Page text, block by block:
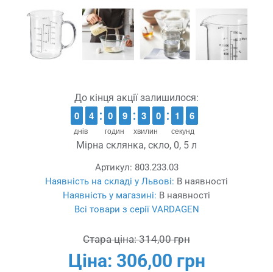
До кінця акції залишилося:
днів
9
9
0
0 3
3
4
4
годин
9
9
0
0 8
8
9
9
хвилин
2
2
3
3 9
9
0
0
секунд
2
1
1 5
5
4
Мірна склянка, скло, 0, 5 л
Артикул: 803.233.03
Наявність на складі у Львові: В наявності
Наявність у магазині: В наявності
Всі товари з серії VARDAGEN
Стара ціна: 314,00 грн
Ціна: 306,00 грн